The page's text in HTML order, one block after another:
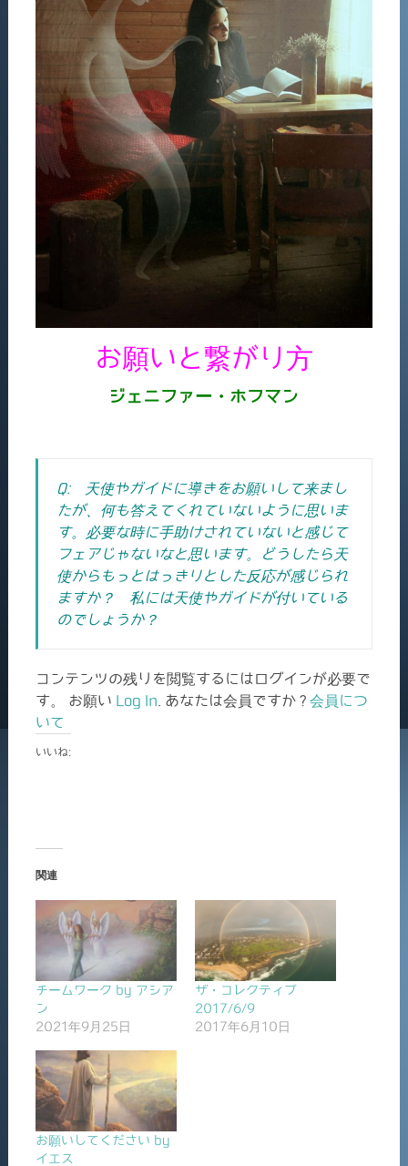
お願いと繋がり方
ジェニファー・ホフマン
Q: 天使やガイドに導きをお願いして来まし
たが、何も答えてくれていないように思いま
す。必要な時に手助けされていないと感じて
フェアじゃないなと思います。どうしたら天
使からもっとはっきりとした反応が感じられ
ますか？ 私には天使やガイドが付いている
のでしょうか？
コンテンツの残りを閲覧するにはログインが必要で
す。 お願い Log In . あなたは会員ですか ? 会員につ
いて
いいね:
関連
チームワーク by アシア
ン
2021年9月25日
ザ・コレクティブ
2017/6/9
2017年6月10日
お願いしてください by
イエス